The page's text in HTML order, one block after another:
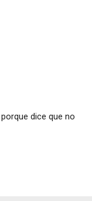
dice que no